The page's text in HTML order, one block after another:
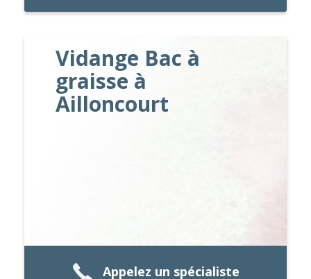
Vidange Bac à
graisse à
Ailloncourt
Appelez un spécialiste